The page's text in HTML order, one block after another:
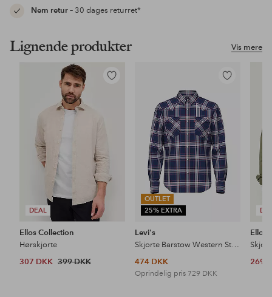
Nem retur– 30 dages returret*
Vis mere
Lignende produkter
DEAL
Tilføj
Ellos Collection
Hørskjorte
307 DKK 399 DKK
OUTLET
25% EXTRA
Tilføj
favoritter
Levi's
Skjorte Barstow Western Standard LW SU
474 DKK
Oprindelig pris 729 DKK
Ellos
269